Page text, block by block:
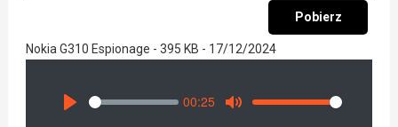
Pobierz
Nokia G310 Espionage - 395 KB - 17/12/2024
Seek
00:25
Volume